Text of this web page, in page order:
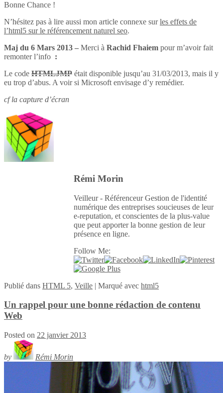
Bonne Chance !
N’hésitez pas à lire aussi mon article connexe surles effets de
l’html5 sur le référencement naturel seo.
Maj du 6 Mars 2013 – Merci à Rachid Fhaiem pour m’avoir fait
remonter l’info :
Le code HTMLJMP était disponible jusqu’au 31/03/2013, mais il y
eu trop d’abus. A voir si Microsoft envisage d’y remédier.
cf la capture d’écran
Rémi Morin
Veilleur - Référenceur Gestion de l'identité
numérique des entreprises soucieuses de leur
e-reputation, et conscientes de la plus-value
que peut apporter la bonne gestion de leur
présence en ligne.
Follow Me:
Publié dans HTML 5, Veille | Marqué avec html5
Un rappel pour une bonne rédaction de contenu
Web
Posted on 22 janvier 2013
by Rémi Morin